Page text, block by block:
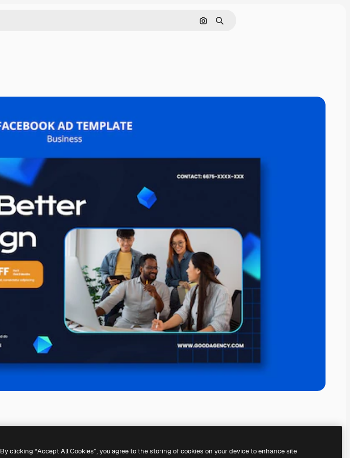
Pesquisar por imagem
Buscar
By clicking “Accept All Cookies”, you agree to the storing of cookies on your device to enhance site